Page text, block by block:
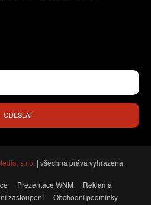
ODESLAT
s.r.o. | všechna práva vyhrazena.
Prezentace WNM
Reklama
zastoupení
Obchodní podmínky